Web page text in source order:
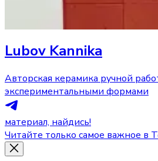
Lubov Kannika
Авторская керамика ручной
экспериментальными формами
материал, найдись!
Читайте только самое важное в